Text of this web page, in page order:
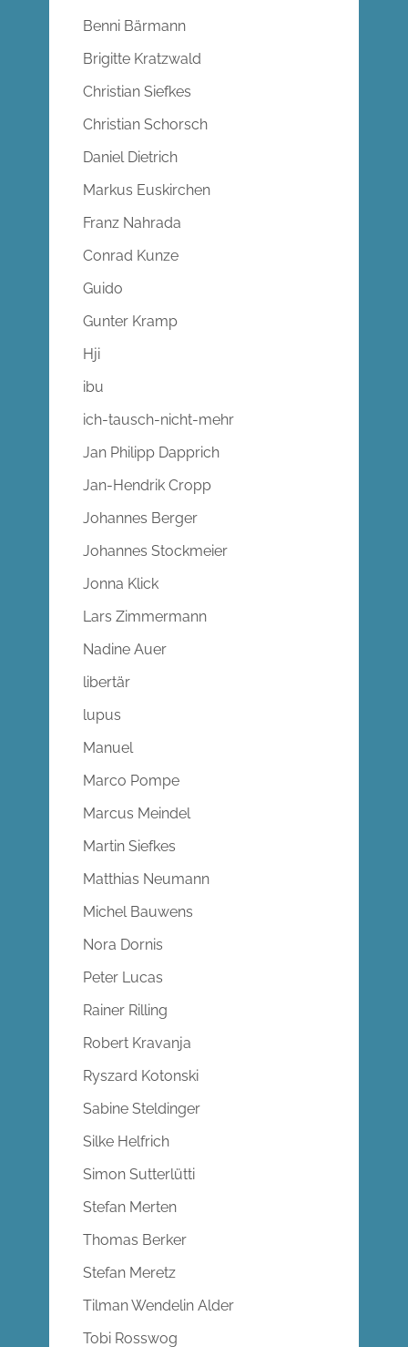
Benni Bärmann
Brigitte Kratzwald
Christian Siefkes
Christian Schorsch
Daniel Dietrich
Markus Euskirchen
Franz Nahrada
Conrad Kunze
Guido
Gunter Kramp
Hji
ibu
ich-tausch-nicht-mehr
Jan Philipp Dapprich
Jan-Hendrik Cropp
Johannes Berger
Johannes Stockmeier
Jonna Klick
Lars Zimmermann
Nadine Auer
libertär
lupus
Manuel
Marco Pompe
Marcus Meindel
Martin Siefkes
Matthias Neumann
Michel Bauwens
Nora Dornis
Peter Lucas
Rainer Rilling
Robert Kravanja
Ryszard Kotonski
Sabine Steldinger
Silke Helfrich
Simon Sutterlütti
Stefan Merten
Thomas Berker
Stefan Meretz
Tilman Wendelin Alder
Tobi Rosswog